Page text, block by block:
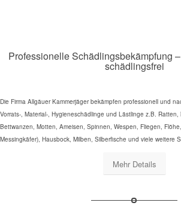
Professionelle Schädlingsbekämpfung
schädlingsfrei
Die Firma Allgäuer Kammerjäger bekämpfen professionell und
Vorrats-, Material-, Hygieneschädlinge und Lästlinge z.B. Ratten,
Bettwanzen, Motten, Ameisen, Spinnen, Wespen, Fliegen,
Messingkäfer), Hausbock, Milben, Silberfische und viele weitere
Mehr Details